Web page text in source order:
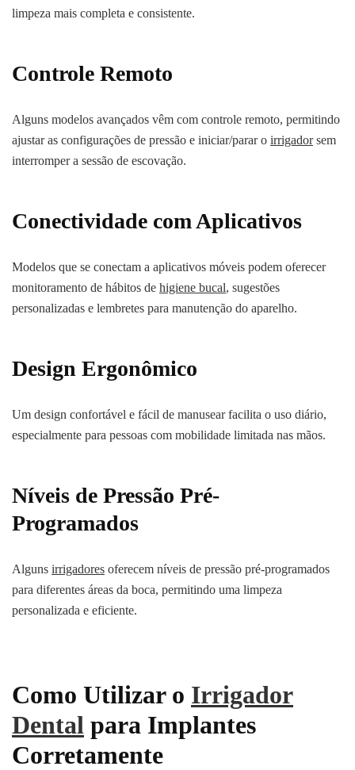
limpeza mais completa e consistente.
Controle Remoto
Alguns modelos avançados vêm com controle remoto, permitindo
ajustar as configurações de pressão e iniciar/parar o irrigadorsem
interromper a sessão de escovação.
Conectividade com Aplicativos
Modelos que se conectam a aplicativos móveis podem oferecer
monitoramento de hábitos de higiene bucal, sugestões
personalizadas e lembretes para manutenção do aparelho.
Design Ergonômico
Um design confortável e fácil de manusear facilita o uso diário,
especialmente para pessoas com mobilidade limitada nas mãos.
Níveis de Pressão Pré-
Programados
Alguns irrigadores oferecem níveis de pressão pré-programados
para diferentes áreas da boca, permitindo uma limpeza
personalizada e eficiente.
Como Utilizar o Irrigador
Dental para Implantes
Corretamente